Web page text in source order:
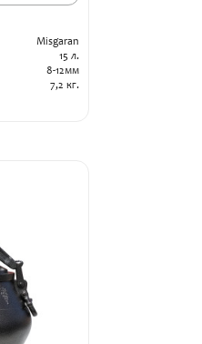
Misgaran
15 л.
8-12мм
7,2 кг.